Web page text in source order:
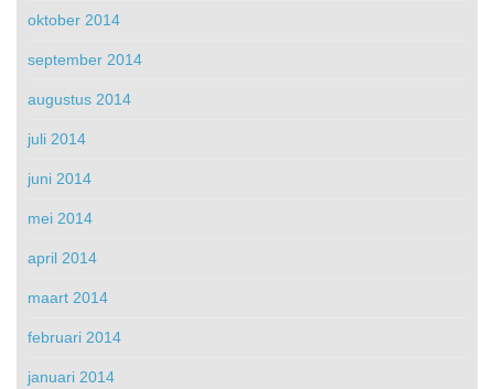
oktober 2014
september 2014
augustus 2014
juli 2014
juni 2014
mei 2014
april 2014
maart 2014
februari 2014
januari 2014